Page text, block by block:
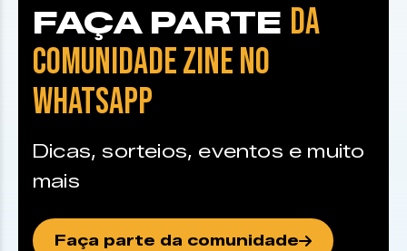
FAÇA PARTE DA
COMUNIDADE ZINE NO
WHATSAPP
Dicas, sorteios, eventos e muito
mais
Faça parte da comunidade